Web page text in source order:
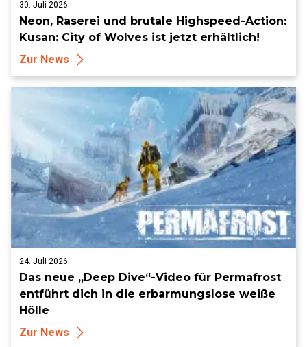
30. Juli 2026
Neon, Raserei und brutale Highspeed-Action:
Kusan: City of Wolves ist jetzt erhältlich!
Zur News
24. Juli 2026
Das neue „Deep Dive“-Video für Permafrost
entführt dich in die erbarmungslose weiße
Hölle
Zur News